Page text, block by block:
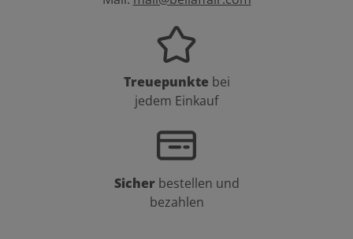
Treuepunkte bei
jedem Einkauf
Sicher bestellen und
bezahlen